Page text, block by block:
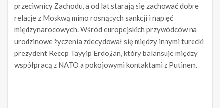
przeciwnicy Zachodu, a od lat starają się zachować dobre
relacje z Moskwą mimo rosnących sankcji i napięć
międzynarodowych. Wśród europejskich przywódców na
urodzinowe życzenia zdecydował się między innymi turecki
prezydent Recep Tayyip Erdoğan, który balansuje między
współpracą z NATO a pokojowymi kontaktami z Putinem.